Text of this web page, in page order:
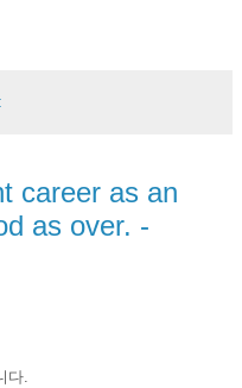
career as an
as over. -
다.